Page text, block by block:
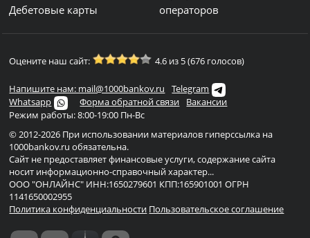
Дебетовые карты
операторов
Оцените наш сайт: 4.6 из 5 (676 голосов)
Напишите нам: mail@1000bankov.ru
Telegram
Whatsapp
Форма обратной связи
Вакансии
Режим работы: 8:00-19:00 Пн-Вс
© 2012-2026 При использовании материалов гиперссылка на
1000bankov.ru обязательна.
Сайт не предоставляет финансовые услуги, содержание сайта
носит информационно-справочный характер...
ООО "ОНЛАЙНС" ИНН:1650279601 КПП:165901001 ОГРН
1141650002955
Политика конфиденциальности Пользовательское соглашение